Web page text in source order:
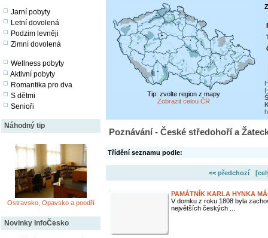
Jarní pobyty
Letní dovolená
Podzim levněji
Zimní dovolená
Wellness pobyty
Aktivní pobyty
Romantika pro dva
S dětmi
Senioři
Náhodný tip
Ostravsko, Opavsko a poodří
Novinky InfoČesko
Tip: zvolte region z mapy
Zobrazit celou ČR
Poznávání - České středohoří a
Třídění seznamu podle:
<< předchozí
PAMÁTNÍK KARLA HYNKA
V domku z roku 1808 byla
největších českých ...